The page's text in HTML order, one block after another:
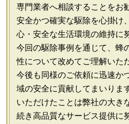
専門業者へ相談することをお
安全かつ確実な駆除を心掛け
心・安全な生活環境の維持に
今回の駆除事例を通じて、蜂
性について改めてご理解いた
今後も同様のご依頼に迅速か
域の安全に貢献してまいりま
いただけたことは弊社の大き
続き高品質なサービス提供に